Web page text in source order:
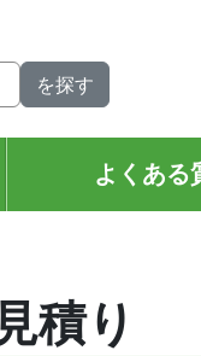
よくある
積り